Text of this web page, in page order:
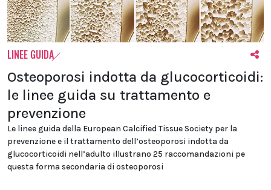
LINEE GUIDA
Osteoporosi indotta da glucocorticoidi:
le linee guida su trattamento e
prevenzione
Le linee guida della European Calcified Tissue Society per la
prevenzione e il trattamento dell’osteoporosi indotta da
glucocorticoidi nell’adulto illustrano 25 raccomandazioni pe
questa forma secondaria di osteoporosi